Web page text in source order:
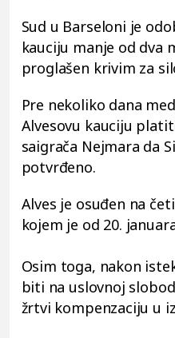
Sud u Barseloni je
kauciju manje od dva
proglašen krivim za
Pre nekoliko dana
Alvesovu kauciju
saigrača Nejmara da
potvrđeno.
Alves je osuđen na
kojem je od 20.
Osim toga, nakon
biti na uslovnoj
žrtvi kompenzaciju u